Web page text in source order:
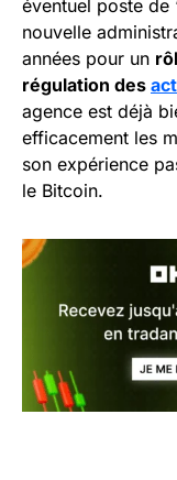
éventuel poste de
nouvelle
années pour un
régulation des
agence est déjà
efficacement les
son expérience
le Bitcoin.